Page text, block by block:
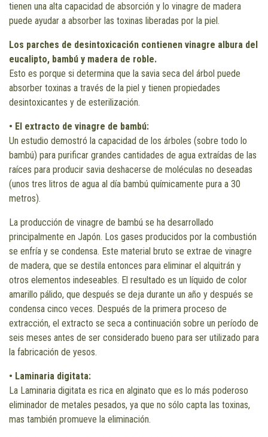
tienen una alta capacidad de absorción y lo vinagre de madera
puede ayudar a absorber las toxinas liberadas por la piel.
Los parches de desintoxicación contienen vinagre albura del
eucalipto, bambú y madera de roble.
Esto es porque si determina que la savia seca del árbol puede
absorber toxinas a través de la piel y tienen propiedades
desintoxicantes y de esterilización.
• El extracto de vinagre de bambú:
Un estudio demostró la capacidad de los árboles (sobre todo lo
bambú) para purificar grandes cantidades de agua extraídas de las
raíces para producir savia deshacerse de moléculas no deseadas
(unos tres litros de agua al día bambú químicamente pura a 30
metros).
La producción de vinagre de bambú se ha desarrollado
principalmente en Japón. Los gases producidos por la combustión
se enfría y se condensa. Este material bruto se extrae de vinagre
de madera, que se destila entonces para eliminar el alquitrán y
otros elementos indeseables. El resultado es un líquido de color
amarillo pálido, que después se deja durante un año y después se
condensa cinco veces. Después de la primera proceso de
extracción, el extracto se seca a continuación sobre un período de
seis meses antes de ser considerado bueno para ser utilizado para
la fabricación de yesos.
• Laminaria digitata:
La Laminaria digitata es rica en alginato que es lo más poderoso
eliminador de metales pesados, ya que no sólo capta las toxinas,
mas también promueve la eliminación.